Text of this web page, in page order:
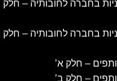
בחברה לחובותיה – חלק
בחברה לחובותיה – חלק
– חלק א’
– חלק ב’